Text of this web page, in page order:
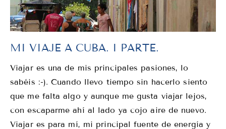
MI VIAJE A CUBA. I PARTE.
Viajar es una de mis principales pasiones, lo
sabéis :-). Cuando llevo tiempo sin hacerlo siento
que me falta algo y aunque me gusta viajar lejos,
con escaparme ahí al lado ya cojo aire de nuevo.
Viajar es para mí, mi principal fuente de energía y